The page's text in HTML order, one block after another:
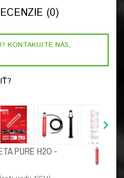
(0)
KONTAKUJTE NÁS,
PURE H2O -